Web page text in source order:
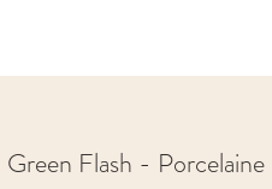
Green Flash - Porcelaine